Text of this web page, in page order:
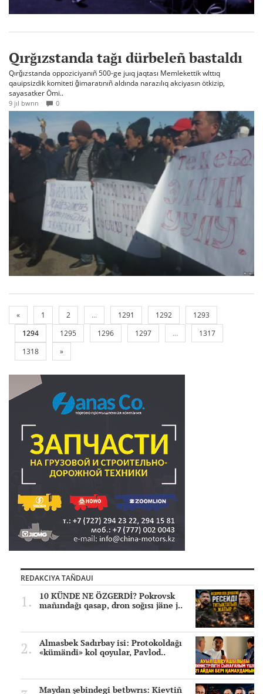
Qırğızstanda tağı dürbeleñ bastaldı
Qırğızstanda oppoziciyanıñ 500-ge juıq jaqtası Memlekettik wlttıq
qauipsizdik komiteti ğimaratınıñ aldında narazılıq akciyasın ötkizip,
sayasatker Ömi..
9 jıl bwrın 0
« 1 2 ... 1291 1292
1293
1294
1295 1296 1297 ...
1317
1318
»
REDAKCIYA TAÑDAUI
10 KÜNDE NE ÖZGERDİ? Pokrovsk
mañındağı qasap, dron soğısı jäne j..
Almasbek Sadırbay isi: Protokoldağı
«kümändi» kol qoyular, Pavlod..
Maydan şebindegi betbwrıs: Kievtiñ